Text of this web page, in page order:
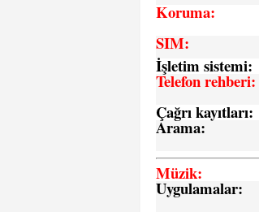
Koruma:
SIM:
İşletim sistemi:
Telefon rehberi:
Çağrı kayıtları:
Arama:
Müzik:
Uygulamalar: